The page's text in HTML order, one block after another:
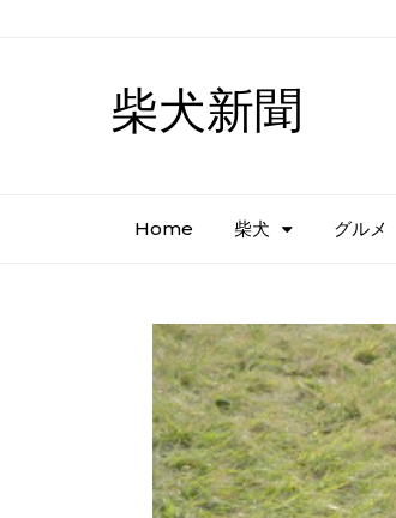
柴犬新聞
Home 柴犬 グルメ